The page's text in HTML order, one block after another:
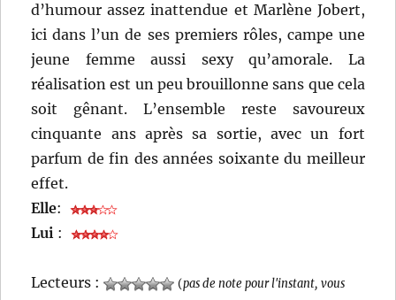
d’humour assez inattendue et Marlène Jobert,
ici dans l’un de ses premiers rôles, campe une
jeune femme aussi sexy qu’amorale. La
réalisation est un peu brouillonne sans que cela
soit gênant. L’ensemble reste savoureux
cinquante ans après sa sortie, avec un fort
parfum de fin des années soixante du meilleur
effet.
Elle:
Lui :
Lecteurs : (pas de note pour l'instant, vous